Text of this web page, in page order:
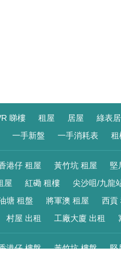
睇樓 租屋 居屋 綠表
一手新盤 一手消耗表 租
港仔 租屋 黃竹坑 租屋 堅
屋
紅磡 租樓 尖沙咀/九龍
塘 租盤 將軍澳 租屋 西貢
村屋 出租 工廠大廈 出租
港仔 樓盤 黃竹坑 樓盤 堅